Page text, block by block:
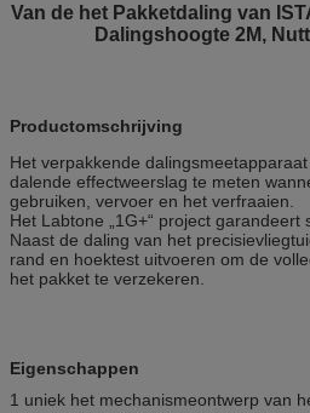
Van de het Pakketdaling van
Dalingshoogte 2M,
Productomschrijving
Het verpakkende
dalende effectweerslag te meten
gebruiken, vervoer en het verfraaien.
Het Labtone „1G+“ project garandeert
Naast de daling van het
rand en hoektest uitvoeren om de
het pakket te verzekeren.
Eigenschappen
1 uniek het mechanismeontwerp van